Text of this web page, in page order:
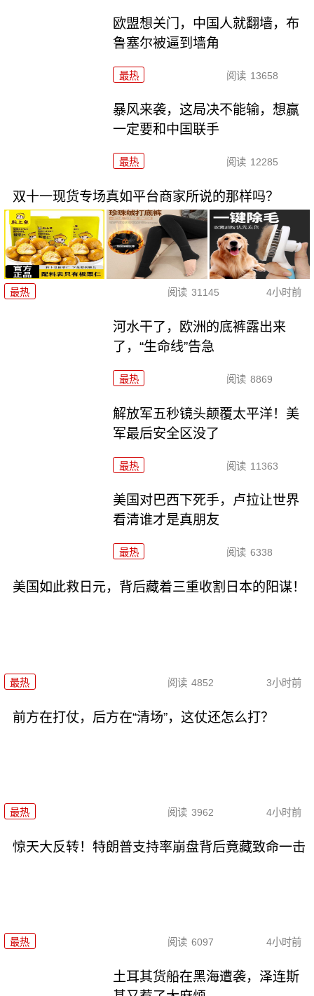
欧盟想关门，中国人就翻墙，布
鲁塞尔被逼到墙角
最热 阅读 13658
暴风来袭，这局决不能输，想赢
一定要和中国联手
最热 阅读 12285
双十一现货专场真如平台商家所说的那样吗？
最热 阅读 31145 4小时前
河水干了，欧洲的底裤露出来
了，“生命线”告急
最热 阅读 8869
解放军五秒镜头颠覆太平洋！美
军最后安全区没了
最热 阅读 11363
美国对巴西下死手，卢拉让世界
看清谁才是真朋友
最热 阅读 6338
美国如此救日元，背后藏着三重收割日本的阳谋！
最热 阅读 4852 3小时前
前方在打仗，后方在“清场”，这仗还怎么打？
最热 阅读 3962 4小时前
惊天大反转！特朗普支持率崩盘背后竟藏致命一击
最热 阅读 6097 4小时前
土耳其货船在黑海遭袭，泽连斯